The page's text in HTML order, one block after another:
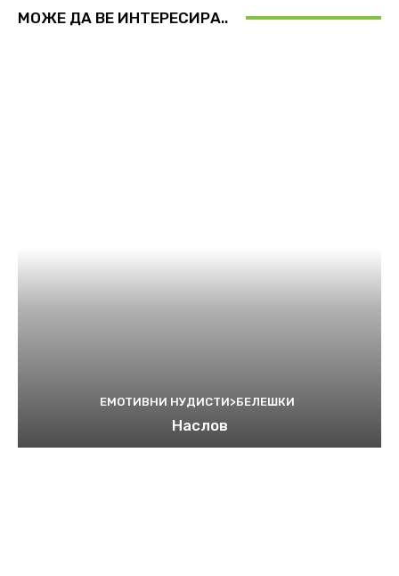
МОЖЕ ДА ВЕ ИНТЕРЕСИРА..
ЕМОТИВНИ НУДИСТИ>БЕЛЕШКИ
Наслов